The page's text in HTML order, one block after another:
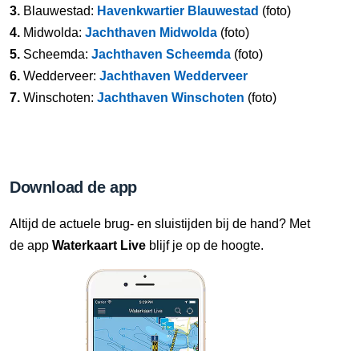
3. Blauwestad: Havenkwartier Blauwestad (foto)
4. Midwolda: Jachthaven Midwolda (foto)
5. Scheemda: Jachthaven Scheemda (foto)
6. Wedderveer: Jachthaven Wedderveer
7. Winschoten: Jachthaven Winschoten (foto)
Download de app
Altijd de actuele brug- en sluistijden bij de hand? Met
de app Waterkaart Live blijf je op de hoogte.